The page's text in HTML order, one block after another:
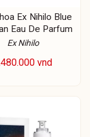
Ex Nihilo Blue
Eau De Parfum
Ex Nihilo
vnd